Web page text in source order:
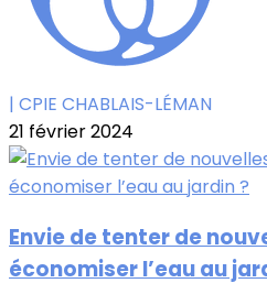
| CPIE CHABLAIS-LÉMAN
21 février 2024
Envie de tenter de
économiser l’eau au